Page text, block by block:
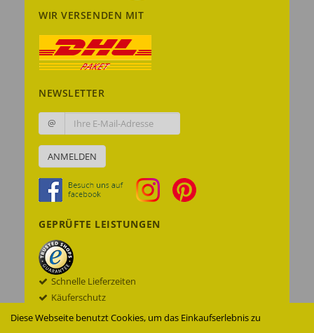
Diese Webseite benutzt Cookies, um das Einkaufserlebnis zu
WIR VERSENDEN MIT
NEWSLETTER
@
ANMELDEN
GEPRÜFTE LEISTUNGEN
Schnelle Lieferzeiten
Käuferschutz
Datenschutz